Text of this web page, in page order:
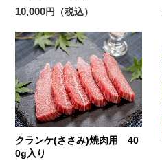
10,000円（税込）
クランケ(ささみ)焼肉用 40
0g入り